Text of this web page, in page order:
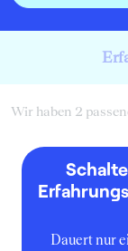
Wir haben 2
Dauert nur